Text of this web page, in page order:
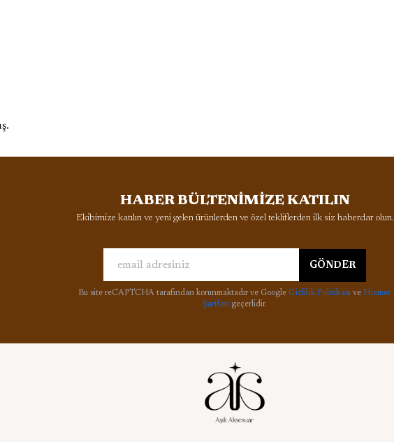
HABER BÜLTENİMİZE KATILIN
Ekibimize katılın ve yeni gelen ürünlerden ve özel tekliflerden ilk siz haberdar olun.
GÖNDER
Bu site reCAPTCHA tarafından korunmaktadır ve Google Gizlilik Politikasıve Hizmet
Şartları geçerlidir.